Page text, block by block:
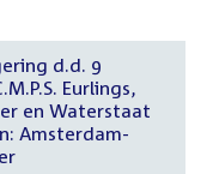
d.d. 9
Eurlings,
en Waterstaat
Amsterdam-